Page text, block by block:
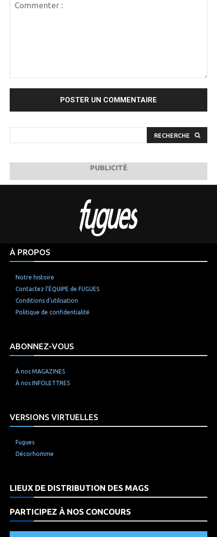
RECHERCHE
PUBLICITÉ
À PROPOS
Notre histoire
Contactez l’ÉQUIPE de FUGUES
Conditions d’utilisation
Politique de confidentialité
ABONNEZ-VOUS
À nos MAGAZINES
À nos INFOLETTRES
VERSIONS VIRTUELLES
Fugues
Décorhomme
LIEUX DE DISTRIBUTION DES MAGS
PARTICIPEZ À NOS CONCOURS